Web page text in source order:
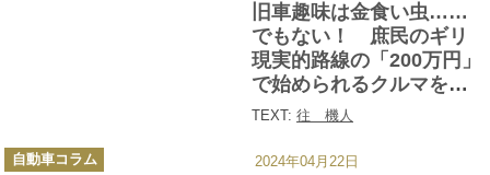
旧車趣味は金食い虫……
でもない！ 庶民のギリ
現実的路線の「200万円」
で始められるクルマを探
してみた
TEXT: 往 機人
カ
テ
自動車コラム 2024年04月22日